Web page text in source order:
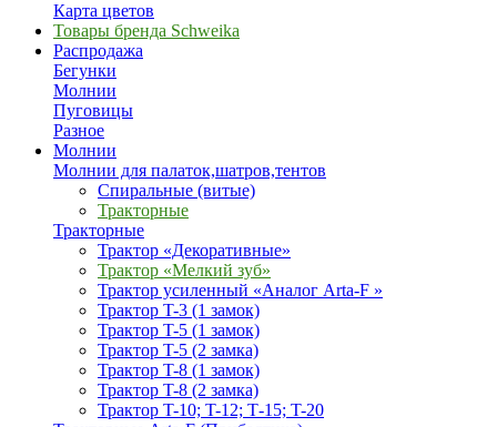
Карта цветов
Товары бренда Schweika
Распродажа
Бегунки
Молнии
Пуговицы
Разное
Молнии
Молнии для палаток,шатров,тентов
Спиральные (витые)
Тракторные
Тракторные
Трактор «Декоративные»
Трактор «Мелкий зуб»
Трактор усиленный «Аналог Arta-F »
Трактор T-3 (1 замок)
Трактор T-5 (1 замок)
Трактор T-5 (2 замка)
Трактор T-8 (1 замок)
Трактор T-8 (2 замка)
Трактор T-10; T-12; Т-15; T-20